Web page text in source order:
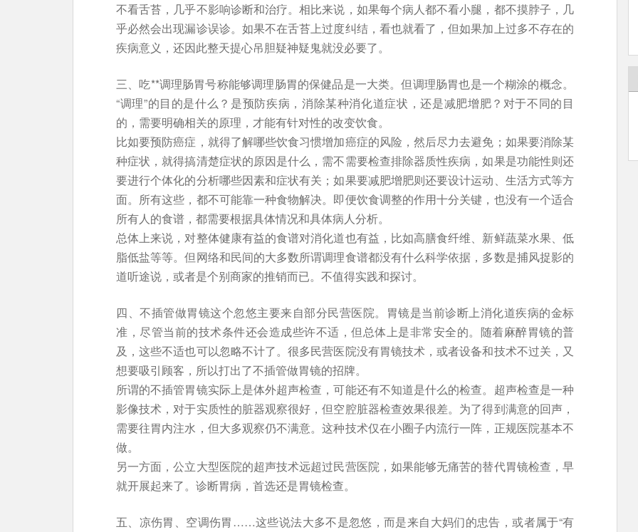
不看舌苔，几乎不影响诊断和治疗。相比来说，如果每个病人都不看小腿，都不摸脖子，几
乎必然会出现漏诊误诊。如果不在舌苔上过度纠结，看也就看了，但如果加上过多不存在的
疾病意义，还因此整天提心吊胆疑神疑鬼就没必要了。
三、吃**调理肠胃号称能够调理肠胃的保健品是一大类。但调理肠胃也是一个糊涂的概念。
“调理”的目的是什么？是预防疾病，消除某种消化道症状，还是减肥增肥？对于不同的目
的，需要明确相关的原理，才能有针对性的改变饮食。
比如要预防癌症，就得了解哪些饮食习惯增加癌症的风险，然后尽力去避免；如果要消除某
种症状，就得搞清楚症状的原因是什么，需不需要检查排除器质性疾病，如果是功能性则还
要进行个体化的分析哪些因素和症状有关；如果要减肥增肥则还要设计运动、生活方式等方
面。所有这些，都不可能靠一种食物解决。即便饮食调整的作用十分关键，也没有一个适合
所有人的食谱，都需要根据具体情况和具体病人分析。
总体上来说，对整体健康有益的食谱对消化道也有益，比如高膳食纤维、新鲜蔬菜水果、低
脂低盐等等。但网络和民间的大多数所谓调理食谱都没有什么科学依据，多数是捕风捉影的
道听途说，或者是个别商家的推销而已。不值得实践和探讨。
四、不插管做胃镜这个忽悠主要来自部分民营医院。胃镜是当前诊断上消化道疾病的金标
准，尽管当前的技术条件还会造成些许不适，但总体上是非常安全的。随着麻醉胃镜的普
及，这些不适也可以忽略不计了。很多民营医院没有胃镜技术，或者设备和技术不过关，又
想要吸引顾客，所以打出了不插管做胃镜的招牌。
所谓的不插管胃镜实际上是体外超声检查，可能还有不知道是什么的检查。超声检查是一种
影像技术，对于实质性的脏器观察很好，但空腔脏器检查效果很差。为了得到满意的回声，
需要往胃内注水，但大多观察仍不满意。这种技术仅在小圈子内流行一阵，正规医院基本不
做。
另一方面，公立大型医院的超声技术远超过民营医院，如果能够无痛苦的替代胃镜检查，早
就开展起来了。诊断胃病，首选还是胃镜检查。
五、凉伤胃、空调伤胃……这些说法大多不是忽悠，而是来自大妈们的忠告，或者属于“有